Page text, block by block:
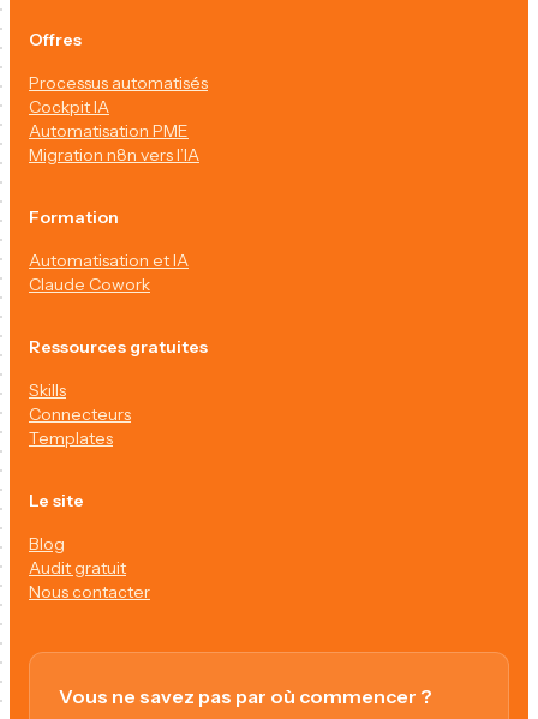
Offres
Processus automatisés
Cockpit IA
Automatisation PME
Migration n8n vers l’IA
Formation
Automatisation et IA
Claude Cowork
Ressources gratuites
Skills
Connecteurs
Templates
Le site
Blog
Audit gratuit
Nous contacter
Vous ne savez pas par où commencer ?